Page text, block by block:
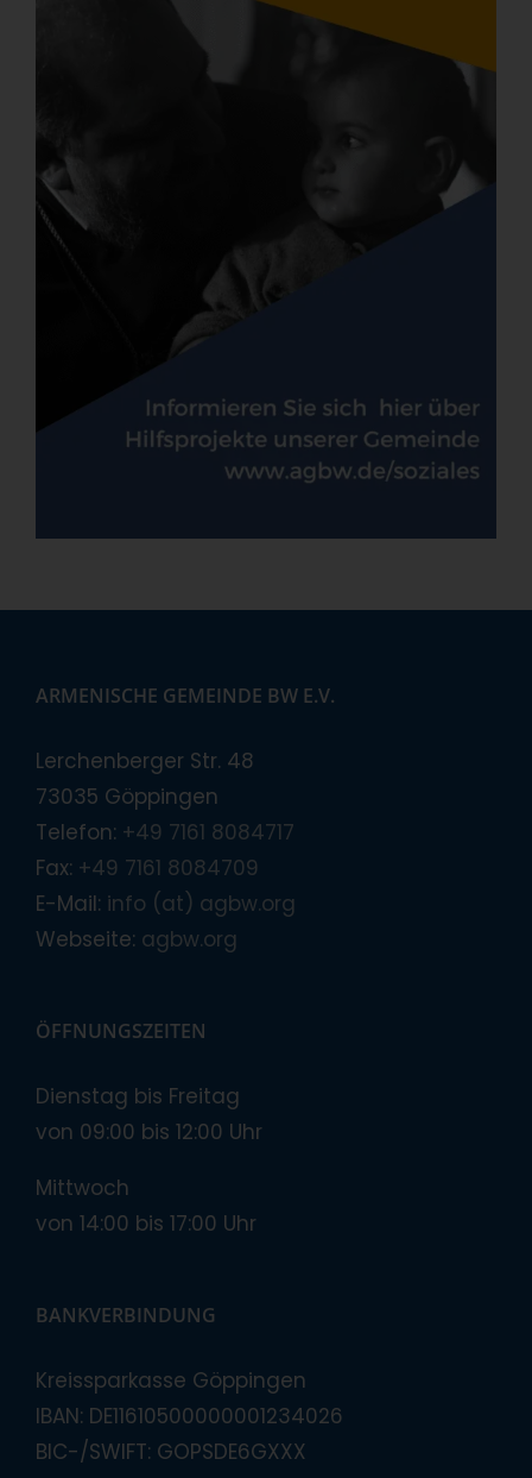
ARMENISCHE GEMEINDE BW E.V.
Lerchenberger Str. 48
73035 Göppingen
Telefon: +49 7161 8084717
Fax: +49 7161 8084709
E-Mail: info (at) agbw.org
Webseite: agbw.org
ÖFFNUNGSZEITEN
Dienstag bis Freitag
von 09:00 bis 12:00 Uhr
Mittwoch
von 14:00 bis 17:00 Uhr
BANKVERBINDUNG
Kreissparkasse Göppingen
IBAN: DE11610500000001234026
BIC-/SWIFT: GOPSDE6GXXX